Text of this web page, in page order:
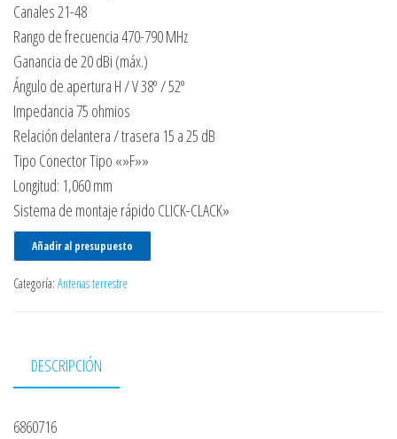
Canales 21-48
Rango de frecuencia 470-790 MHz
Ganancia de 20 dBi (máx.)
Ángulo de apertura H / V 38º / 52º
Impedancia 75 ohmios
Relación delantera / trasera 15 a 25 dB
Tipo Conector Tipo «»F»»
Longitud: 1,060 mm
Sistema de montaje rápido CLICK-CLACK»
Añadir al presupuesto
Categoría: Antenas terrestre
DESCRIPCIÓN
6860716